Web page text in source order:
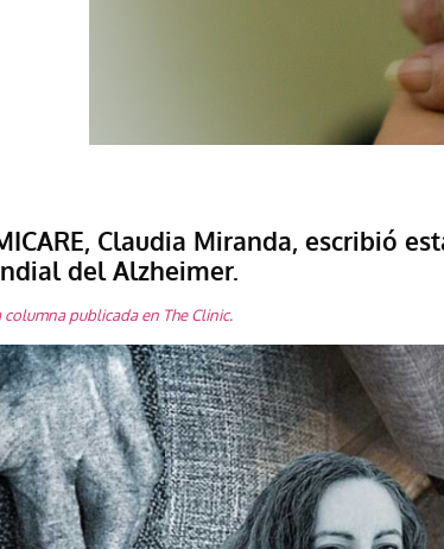
Claudia Miranda, escribió
del Alzheimer.
columna publicada en The Clinic.